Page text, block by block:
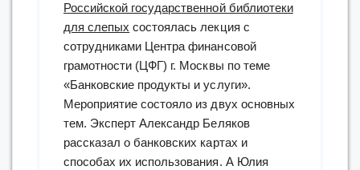
Российской государственной библиотеки
для слепых состоялась лекция с
сотрудниками Центра финансовой
грамотности (ЦФГ) г. Москвы по теме
«Банковские продукты и услуги».
Мероприятие состояло из двух основных
тем. Эксперт Александр Беляков
рассказал о банковских картах и
способах их использования. А Юлия